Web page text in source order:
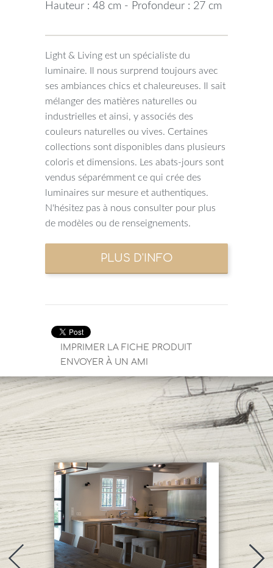
Hauteur : 48 cm - Profondeur : 27 cm
Light & Living est un spécialiste du
luminaire. Il nous surprend toujours avec
ses ambiances chics et chaleureuses. Il sait
mélanger des matières naturelles ou
industrielles et ainsi, y associés des
couleurs naturelles ou vives. Certaines
collections sont disponibles dans plusieurs
coloris et dimensions. Les abats-jours sont
vendus séparémment ce qui crée des
luminaires sur mesure et authentiques.
N'hésitez pas à nous consulter pour plus
de modèles ou de renseignements.
IMPRIMER LA FICHE PRODUIT
ENVOYER À UN AMI